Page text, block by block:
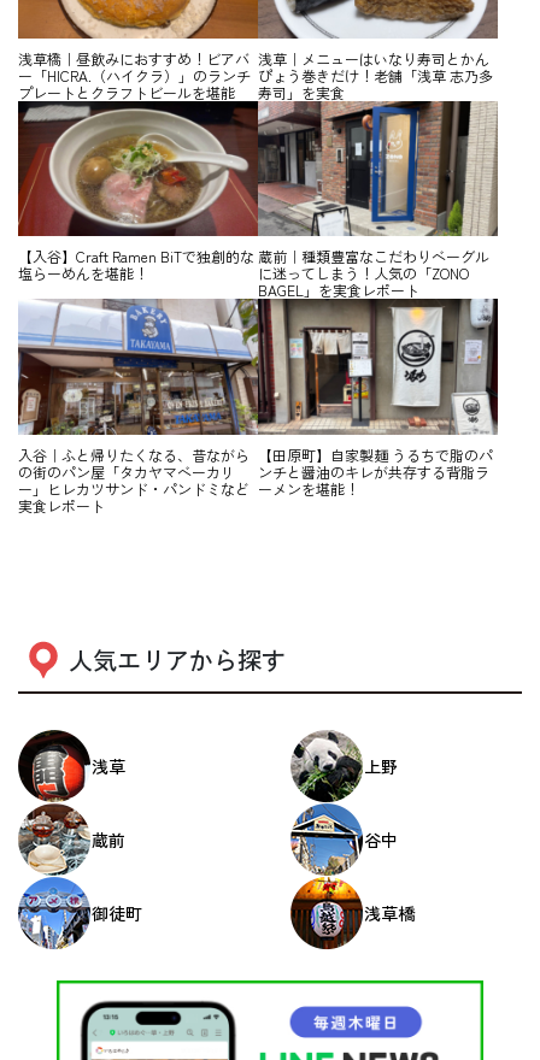
浅草橋｜昼飲みにおすすめ！ビアバ
ー「HICRA.（ハイクラ）」のランチ
プレートとクラフトビールを堪能
浅草｜メニューはいなり寿司とかん
ぴょう巻きだけ！老舗「浅草 志乃多
寿司」を実食
【入谷】Craft Ramen BiTで独創的な
塩らーめんを堪能！
蔵前｜種類豊富なこだわりベーグル
に迷ってしまう！人気の「ZONO
BAGEL」を実食レポート
入谷｜ふと帰りたくなる、昔ながら
の街のパン屋「タカヤマベーカリ
ー」ヒレカツサンド・パンドミなど
実食レポート
【田原町】自家製麺 うるちで脂のパ
ンチと醤油のキレが共存する背脂ラ
ーメンを堪能！
人気エリアから探す
浅草 上野
蔵前 谷中
御徒町 浅草橋